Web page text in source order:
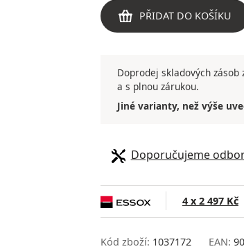
PŘIDAT DO KOŠÍKU
Doprodej skladových
a s plnou zárukou.
Jiné varianty, než výše
Doporučujeme
4 x 2 497 Kč
Kód zboží: 1037172 EAN: